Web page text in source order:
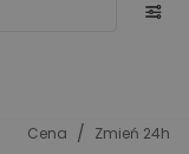
Cena / Zmień 24h